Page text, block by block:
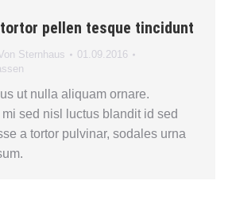
pellen tesque tincidunt
Sternhaus
01.09.2016
ut nulla aliquam ornare.
sed nisl luctus blandit id sed
a tortor pulvinar, sodales urna